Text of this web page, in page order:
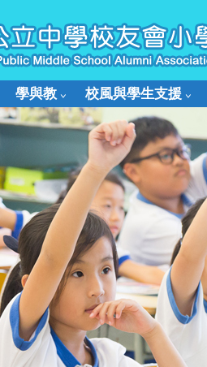
學與教 校風與學生支援